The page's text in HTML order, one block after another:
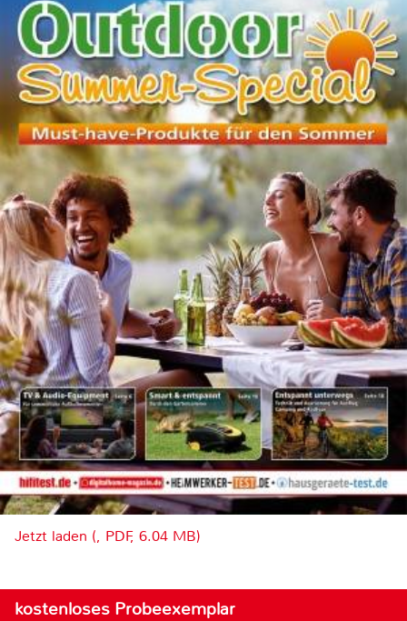
Jetzt laden (, PDF, 6.04 MB)
kostenloses Probeexemplar